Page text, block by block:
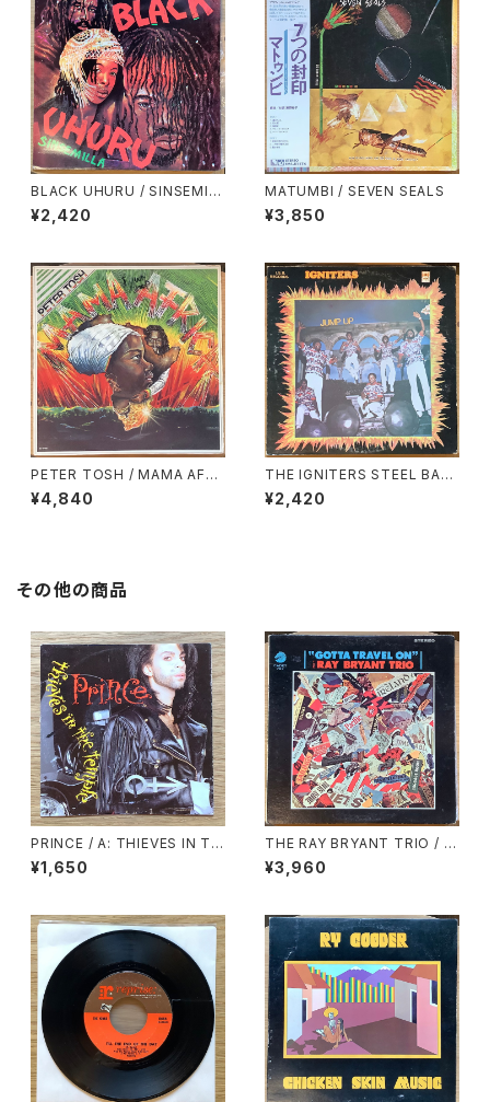
BLACK UHURU / SINSEMIL
LA
¥2,420
MATUMBI / SEVEN SEALS
¥3,850
PETER TOSH / MAMA AFRI
CA
¥4,840
THE IGNITERS STEEL BAN
D / JUMP UP
¥2,420
その他の商品
PRINCE / A: THIEVES IN TH
E TEMPLE / B: THIEVES IN
THE TEMPLE PERT Ⅱ
¥1,650
THE RAY BRYANT TRIO / G
OTTA TRAVEL ON
¥3,960